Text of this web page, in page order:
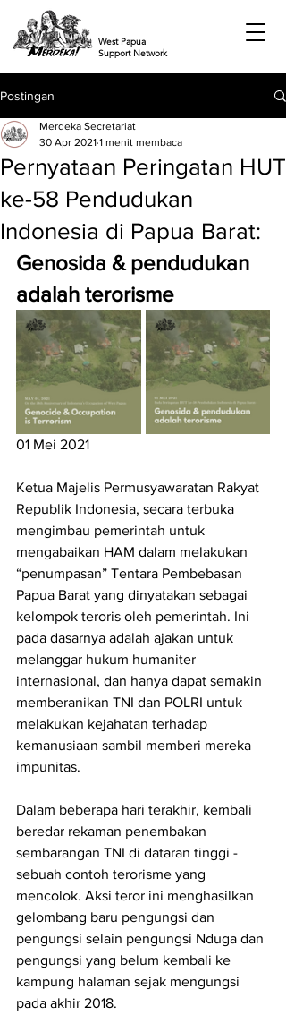
West Papua
Support Network
Postingan
Pernyataan Peringatan HUT
ke-58 Pendudukan
Indonesia di Papua Barat:
Merdeka Secretariat
30 Apr 2021 1 menit membaca
Genosida & pendudukan
adalah terorisme
01 Mei 2021
Ketua Majelis Permusyawaratan Rakyat
Republik Indonesia, secara terbuka
mengimbau pemerintah untuk
mengabaikan HAM dalam melakukan
“penumpasan” Tentara Pembebasan
Papua Barat yang dinyatakan sebagai
kelompok teroris oleh pemerintah. Ini
pada dasarnya adalah ajakan untuk
melanggar hukum humaniter
internasional, dan hanya dapat semakin
memberanikan TNI dan POLRI untuk
melakukan kejahatan terhadap
kemanusiaan sambil memberi mereka
impunitas.
Dalam beberapa hari terakhir, kembali
beredar rekaman penembakan
sembarangan TNI di dataran tinggi -
sebuah contoh terorisme yang
mencolok. Aksi teror ini menghasilkan
gelombang baru pengungsi dan
pengungsi selain pengungsi Nduga dan
pengungsi yang belum kembali ke
kampung halaman sejak mengungsi
pada akhir 2018.